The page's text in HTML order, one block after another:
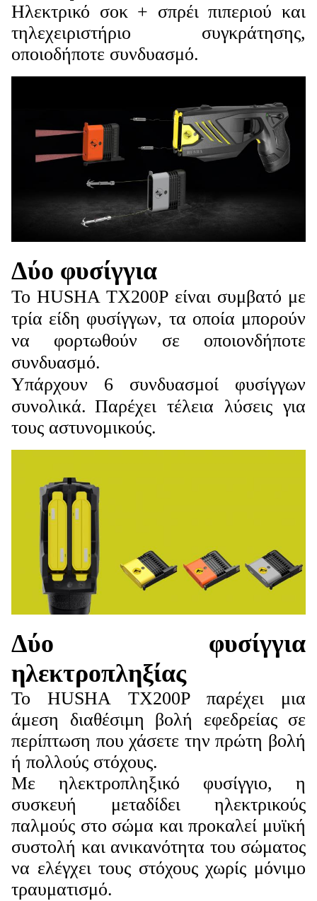
Ηλεκτρικό σοκ + σπρέι πιπεριού και
τηλεχειριστήριο συγκράτησης,
οποιοδήποτε συνδυασμό.
Δύο φυσίγγια
Το HUSHA TX200P είναι συμβατό με
τρία είδη φυσίγγων, τα οποία μπορούν
να φορτωθούν σε οποιονδήποτε
συνδυασμό.
Υπάρχουν 6 συνδυασμοί φυσίγγων
συνολικά. Παρέχει τέλεια λύσεις για
τους αστυνομικούς.
Δύο φυσίγγια
ηλεκτροπληξίας
Το HUSHA TX200P παρέχει μια
άμεση διαθέσιμη βολή εφεδρείας σε
περίπτωση που χάσετε την πρώτη βολή
ή πολλούς στόχους.
Με ηλεκτροπληξικό φυσίγγιο, η
συσκευή μεταδίδει ηλεκτρικούς
παλμούς στο σώμα και προκαλεί μυϊκή
συστολή και ανικανότητα του σώματος
να ελέγχει τους στόχους χωρίς μόνιμο
τραυματισμό.